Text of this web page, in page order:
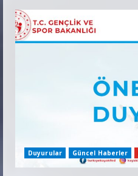
Duyurular Güncel Haberler